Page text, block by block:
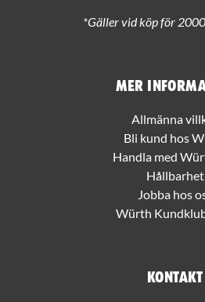
Mer
Allmänna
Bli kund hos
Handla med
Hållbarhet
Jobba hos
Würth
Kontakt
*Gäller vid köp för